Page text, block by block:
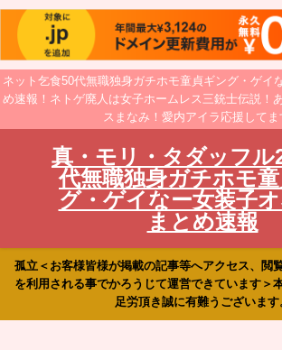
ネット乞食50代無職独身ガチホモ童貞ギング・ゲイ
め速報！ネトゲ廃人は女子ホームレス三銃士伝説！
スまなみ！愛内アイラ応援してま
真・モリ・タダッフル
代無職独身ガチホモ
グ・ゲイなー女装子
まとめ速報
孤立＜お客様皆様が掲載の記事等へアクセス、閲
を利用される事でかろうじて運営できています＞
足労頂き誠に有難うございます